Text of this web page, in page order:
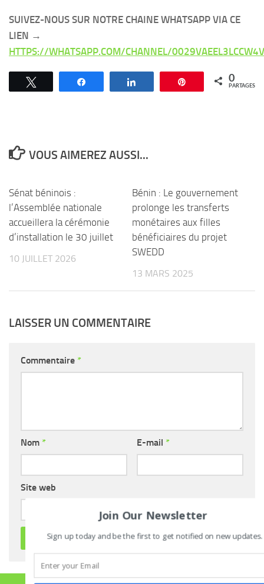
SUIVEZ-NOUS SUR NOTRE CHAINE WHATSAPP VIA CE
LIEN →
HTTPS://WHATSAPP.COM/CHANNEL/
Épingle 0
PARTAGES
VOUS AIMEREZ AUSSI...
Sénat béninois :
l’Assemblée nationale
accueillera la cérémonie
d’installation le 30 juillet
10 JUILLET 2026
Bénin : Le gouvernement
prolonge les transferts
monétaires aux filles
bénéficiaires du projet
SWEDD
13 MARS 2025
LAISSER UN COMMENTAIRE
Commentaire *
Nom * E-mail *
Site web
Join Our Newsletter
Sign up today and be the first to get notified on new updates.